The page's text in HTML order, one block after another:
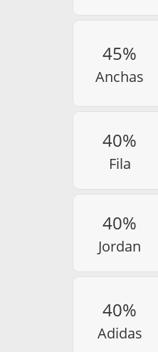
45%
anchas
40%
fila
40%
jordan
40%
adidas